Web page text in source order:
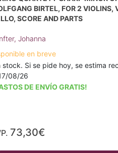
BIRTEL, FOR 2 VIOLINS,
SCORE AND PARTS
Johanna
en breve
stock. Si se pide hoy, se estima
08/26
DE ENVÍO GRATIS!
73,30€